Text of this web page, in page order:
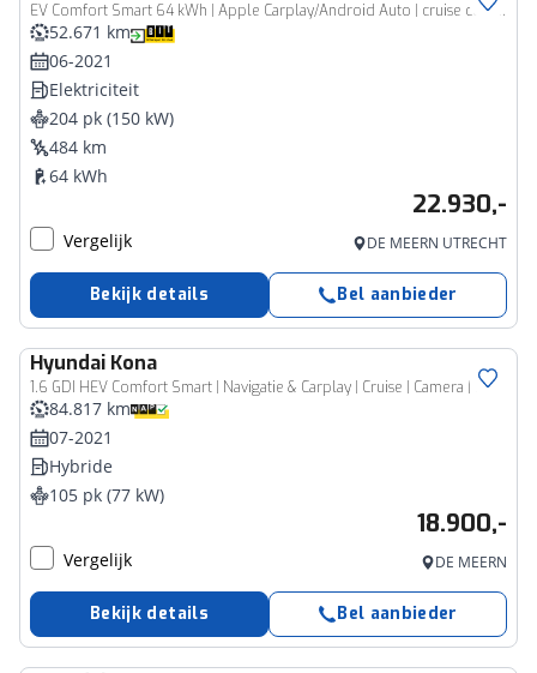
EV Comfort Smart 64 kWh | Apple Carplay/Android Auto | cruise control adaptief met Stop&Go | navigatiesysteem full map | Stoelverwarming | warmtepomp |
52.671 km
06-2021
Elektriciteit
204 pk (150 kW)
484 km
64 kWh
22.930,-
Vergelijk DE MEERN UTRECHT
Bekijk details Bel aanbieder
Hyundai Kona
1.6 GDI HEV Comfort Smart | Navigatie & Carplay | Cruise | Camera | Premium Audio |
84.817 km
07-2021
Hybride
105 pk (77 kW)
18.900,-
Vergelijk DE MEERN
Bekijk details Bel aanbieder